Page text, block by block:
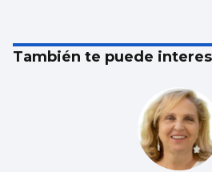
También te puede